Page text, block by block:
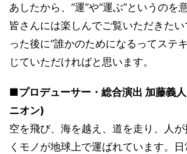
あしたから、“運”や“運ぶ”というのを
皆さんには楽しんでご覧いただきた
った後に“誰かのためになるってステ
じていただければと思います。
■プロデューサー・総合演出 加藤義
ニオン)
空を飛び、海を越え、道を走り、人
くモノが地球上で運ばれています。